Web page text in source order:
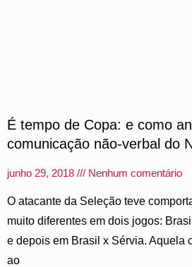
É tempo de Copa: e como
comunicação não-verbal do
junho 29, 2018 Nenhum comentário
O atacante da Seleção teve
muito diferentes em dois jogos:
e depois em Brasil x Sérvia. Aquela
ao